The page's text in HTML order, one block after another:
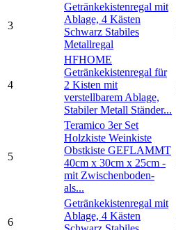
3
Getränkekistenregal mit
Ablage, 4 Kästen
Schwarz Stabiles
Metallregal
4
HFHOME
Getränkekistenregal für
2 Kisten mit
verstellbarem Ablage,
Stabiler Metall Ständer...
5
Teramico 3er Set
Holzkiste Weinkiste
Obstkiste GEFLAMMT
40cm x 30cm x 25cm -
mit Zwischenboden-
als...
6
Getränkekistenregal mit
Ablage, 4 Kästen